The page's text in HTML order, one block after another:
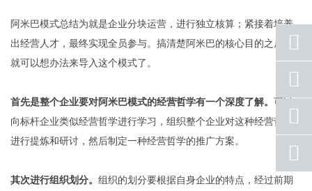
阿米巴模式总结为就是企业分块运营，进行独立核算；紧接着培养
出经营人才，最终实现全员参与。搞清楚阿米巴的核心目的之后，
就可以想办法来导入这个模式了。
首先是整个企业要对阿米巴模式的经营哲学有一个深度了解。 可以
向标杆企业类似经营哲学进行学习，组织整个企业对这种经营哲学
进行提炼和研讨，然后制定一种经营哲学的推广方案。
其次进行组织划分。 组织的划分要根据自身企业的特点，经过前期
座机
号码
手机
号码
qq
联系
返回